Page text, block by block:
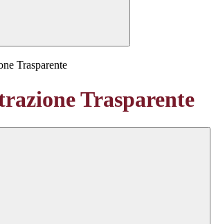
Trasparente
Trasparente